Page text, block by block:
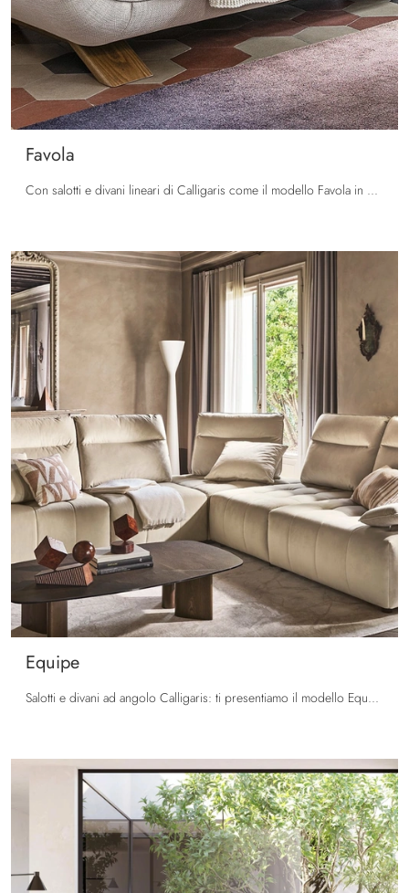
Favola
Con salotti e divani lineari di Calligaris come il modello Favola in tessuto, potrai completare il tuo concept d'arredo.
Equipe
Salotti e divani ad angolo Calligaris: ti presentiamo il modello Equipe in tessuto per completare il living.